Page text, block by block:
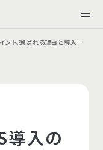
【事例で学ぶ】AWS導入の成功ポイント。選ばれる理由と導入後の注意点を一挙解説
導入の